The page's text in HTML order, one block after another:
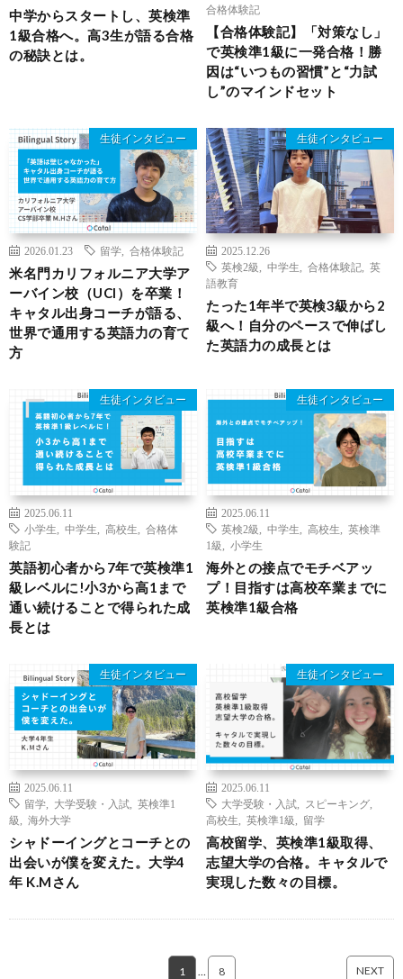
中学からスタートし、英検準
1級合格へ。高3生が語る合格
の秘訣とは。
合格体験記
【合格体験記】「対策なし」
で英検準1級に一発合格！勝
因は“いつもの習慣”と“力試
し”のマインドセット
生徒インタビュー
2026.01.23 留学 合格体験記
米名門カリフォルニア大学ア
ーバイン校（UCI）を卒業！
キャタル出身コーチが語る、
世界で通用する英語力の育て
方
生徒インタビュー
2025.12.26
英検2級
中学生 合格体験記
英
語教育
たった1年半で英検3級から2
級へ！自分のペースで伸ばし
た英語力の成長とは
生徒インタビュー
2025.06.11
小学生
中学生 高校生
合格体
験記
英語初心者から7年で英検準1
級レベルに!小3から高1まで
通い続けることで得られた成
長とは
生徒インタビュー
2025.06.11
英検2級
中学生 高校生
英検準
1級
小学生
海外との接点でモチベアッ
プ！目指すは高校卒業までに
英検準1級合格
生徒インタビュー
2025.06.11
留学
大学受験・入試
英検準1
級
海外大学
シャドーイングとコーチとの
出会いが僕を変えた。大学4
年 K.Mさん
生徒インタビュー
2025.06.11
大学受験・入試
スピーキング
高校生
英検準1級 留学
高校留学、英検準1級取得、
志望大学の合格。キャタルで
実現した数々の目標。
1 8 NEXT